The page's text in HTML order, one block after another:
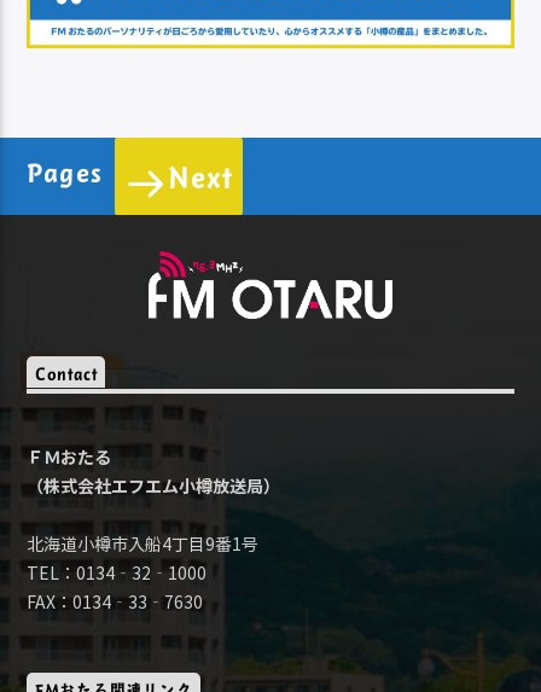
Pages Next
Contact
ＦＭおたる
（株式会社エフエム小樽放送局）
北海道小樽市入船4丁目9番1号
TEL：0134‐32‐1000
FAX：0134‐33‐7630